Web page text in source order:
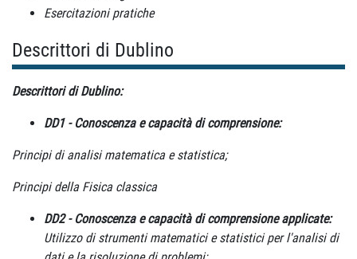
Esercitazioni pratiche
Descrittori di Dublino
Descrittori di Dublino:
DD1 - Conoscenza e capacità di comprensione:
Principi di analisi matematica e statistica;
Principi della Fisica classica
DD2 - Conoscenza e capacità di comprensione applicate:
Utilizzo di strumenti matematici e statistici per l'analisi di